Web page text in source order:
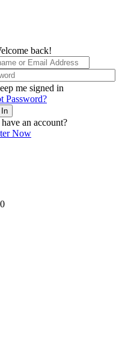
back!
me signed in
Password?
an account?
Now